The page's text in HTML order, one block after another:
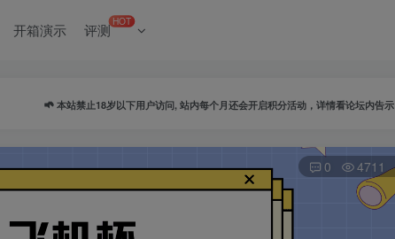
开箱演示 评测 HOT
本站禁止18岁以下用户访问, 站内每个月还会开启积分活动，详情看论坛内告示
0 4711